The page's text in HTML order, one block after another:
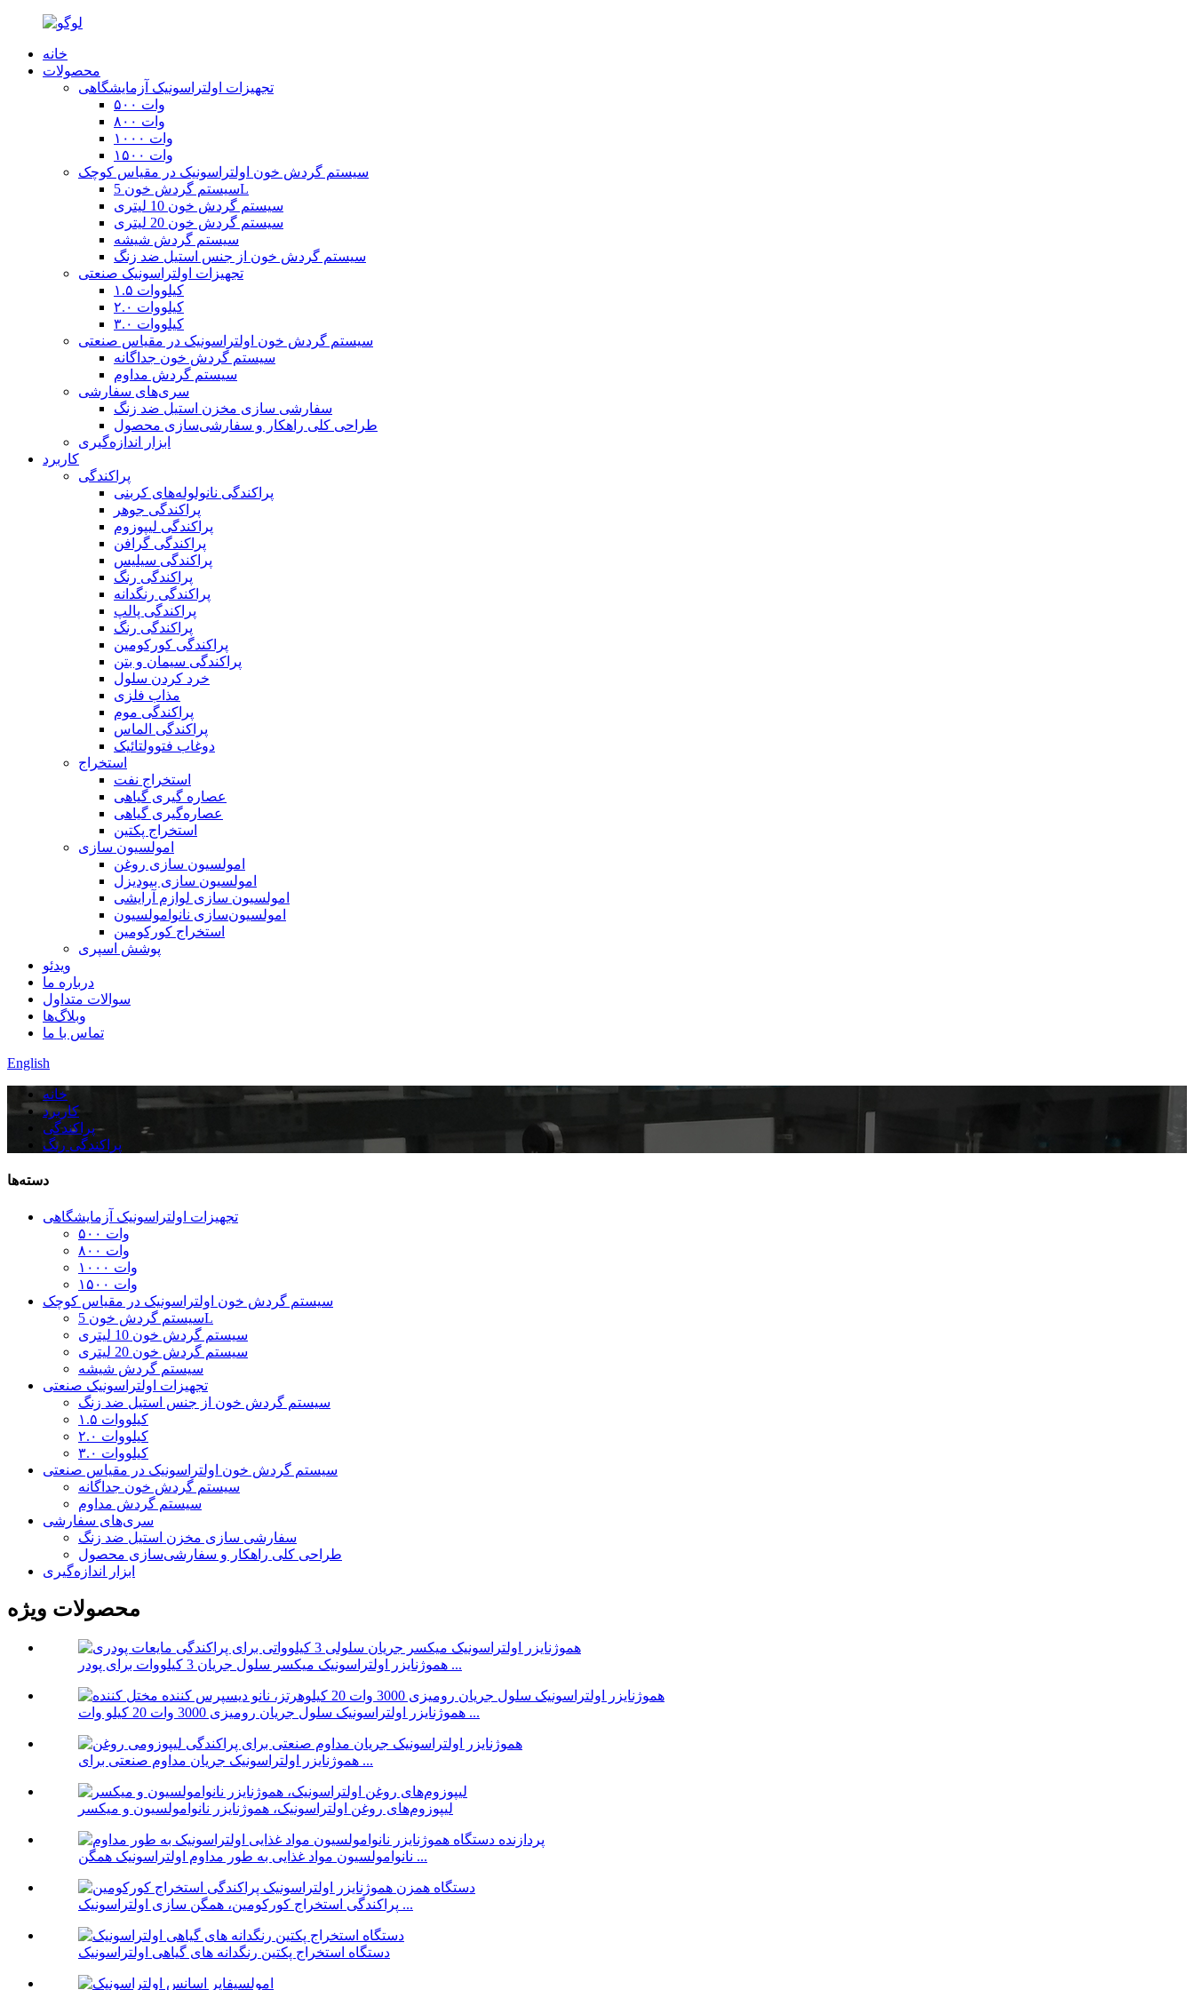
خانه
محصولات
تجهیزات اولتراسونیک آزمایشگاهی
۵۰۰ وات
۸۰۰ وات
۱۰۰۰ وات
۱۵۰۰ وات
سیستم گردش خون اولتراسونیک در مقیاس کوچک
سیستم گردش خون 5L
سیستم گردش خون 10 لیتری
سیستم گردش خون 20 لیتری
سیستم گردش شیشه
سیستم گردش خون از جنس استیل ضد زنگ
تجهیزات اولتراسونیک صنعتی
۱.۵ کیلووات
۲.۰ کیلووات
۳.۰ کیلووات
سیستم گردش خون اولتراسونیک در مقیاس صنعتی
سیستم گردش خون جداگانه
سیستم گردش مداوم
سری‌های سفارشی
سفارشی سازی مخزن استیل ضد زنگ
طراحی کلی راهکار و سفارشی‌سازی محصول
ابزار اندازه‌گیری
کاربرد
پراکندگی
پراکندگی نانولوله‌های کربنی
پراکندگی جوهر
پراکندگی لیپوزوم
پراکندگی گرافن
پراکندگی سیلیس
پراکندگی رنگ
پراکندگی رنگدانه
پراکندگی پالپ
پراکندگی رنگ
پراکندگی کورکومین
پراکندگی سیمان و بتن
خرد کردن سلول
مذاب فلزی
پراکندگی موم
پراکندگی الماس
دوغاب فتوولتائیک
استخراج
استخراج نفت
عصاره گیری گیاهی
عصاره‌گیری گیاهی
استخراج پکتین
امولسیون سازی
امولسیون سازی روغن
امولسیون سازی بیودیزل
امولسیون سازی لوازم آرایشی
امولسیون‌سازی نانوامولسیون
استخراج کورکومین
پوشش اسپری
ویدئو
درباره ما
سوالات متداول
وبلاگ‌ها
تماس با ما
English
خانه
کاربرد
پراکندگی
پراکندگی رنگ
دسته‌ها
تجهیزات اولتراسونیک آزمایشگاهی
۵۰۰ وات
۸۰۰ وات
۱۰۰۰ وات
۱۵۰۰ وات
سیستم گردش خون اولتراسونیک در مقیاس کوچک
سیستم گردش خون 5L
سیستم گردش خون 10 لیتری
سیستم گردش خون 20 لیتری
سیستم گردش شیشه
تجهیزات اولتراسونیک صنعتی
سیستم گردش خون از جنس استیل ضد زنگ
۱.۵ کیلووات
۲.۰ کیلووات
۳.۰ کیلووات
سیستم گردش خون اولتراسونیک در مقیاس صنعتی
سیستم گردش خون جداگانه
سیستم گردش مداوم
سری‌های سفارشی
سفارشی سازی مخزن استیل ضد زنگ
طراحی کلی راهکار و سفارشی‌سازی محصول
ابزار اندازه‌گیری
محصولات ویژه
هموژنایزر اولتراسونیک میکسر سلول جریان 3 کیلووات برای پودر ...
هموژنایزر اولتراسونیک سلول جریان رومیزی 3000 وات 20 کیلو وات ...
هموژنایزر اولتراسونیک جریان مداوم صنعتی برای ...
لیپوزوم‌های روغن اولتراسونیک، هموژنایزر نانوامولسیون و میکسر
نانوامولسیون مواد غذایی به طور مداوم اولتراسونیک همگن ...
پراکندگی استخراج کورکومین، همگن سازی اولتراسونیک ...
دستگاه استخراج پکتین رنگدانه های گیاهی اولتراسونیک